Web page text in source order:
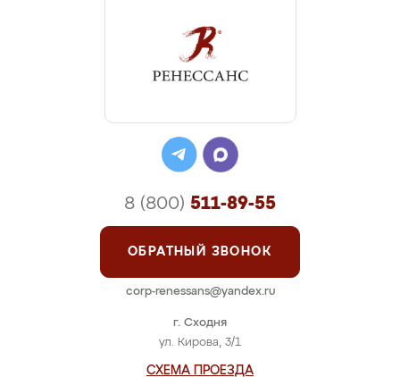
г. Сходня
ул. Кирова, 3/1
СХЕМА ПРОЕЗДА
8 (800) 511-89-55
ОБРАТНЫЙ ЗВОНОК
corp-renessans@yandex.ru